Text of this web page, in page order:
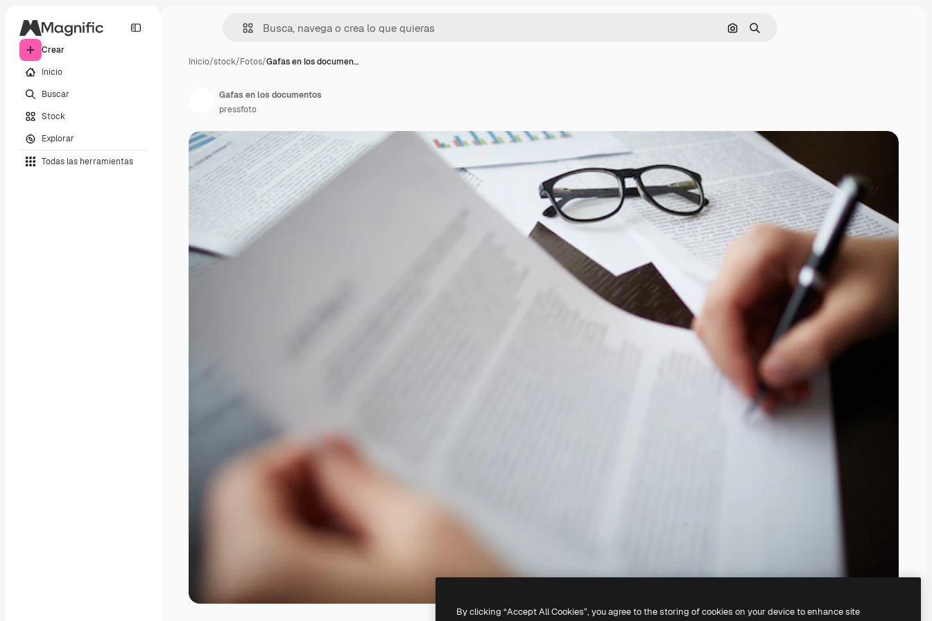
Crear
Inicio
Buscar
Stock
Explorar
Todas las herramientas
Buscar por imagen
Buscar
Inicio/stock/Fotos/Gafas en los documen…
Gafas en los documentos
pressfoto
By clicking “Accept All Cookies”, you agree to the storing of cookies on your device to enhance site